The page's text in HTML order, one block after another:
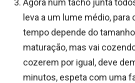
leva a um lume médio, para
tempo depende do
maturação, mas vai
cozerem por igual, deve
minutos, espeta com uma